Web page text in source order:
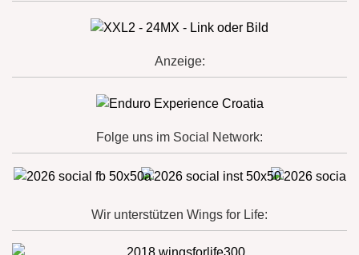
Anzeige:
Folge uns im Social Network:
Wir unterstützen Wings for Life: